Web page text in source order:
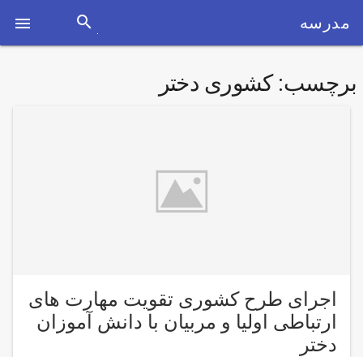
 مدرسه search
برچسب:کشوری دختر
اجرای طرح کشوری تقویت مهارت های
ارتباطی اولیا و مربیان با دانش آموزان
دختر